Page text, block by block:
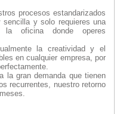
procesos estandarizados
sencilla y solo requieres una
oficina donde operes
la creatividad y el
en cualquier empresa, por
la gran demanda que tienen
recurrentes, nuestro retorno